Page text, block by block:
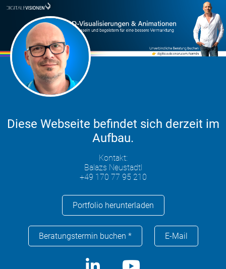
Diese Webseite befindet sich derzeit im
Aufbau.
Kontakt:
Balazs Neustadtl
+49 170 77 95 210
Portfolio herunterladen
Beratungstermin buchen * E-Mail